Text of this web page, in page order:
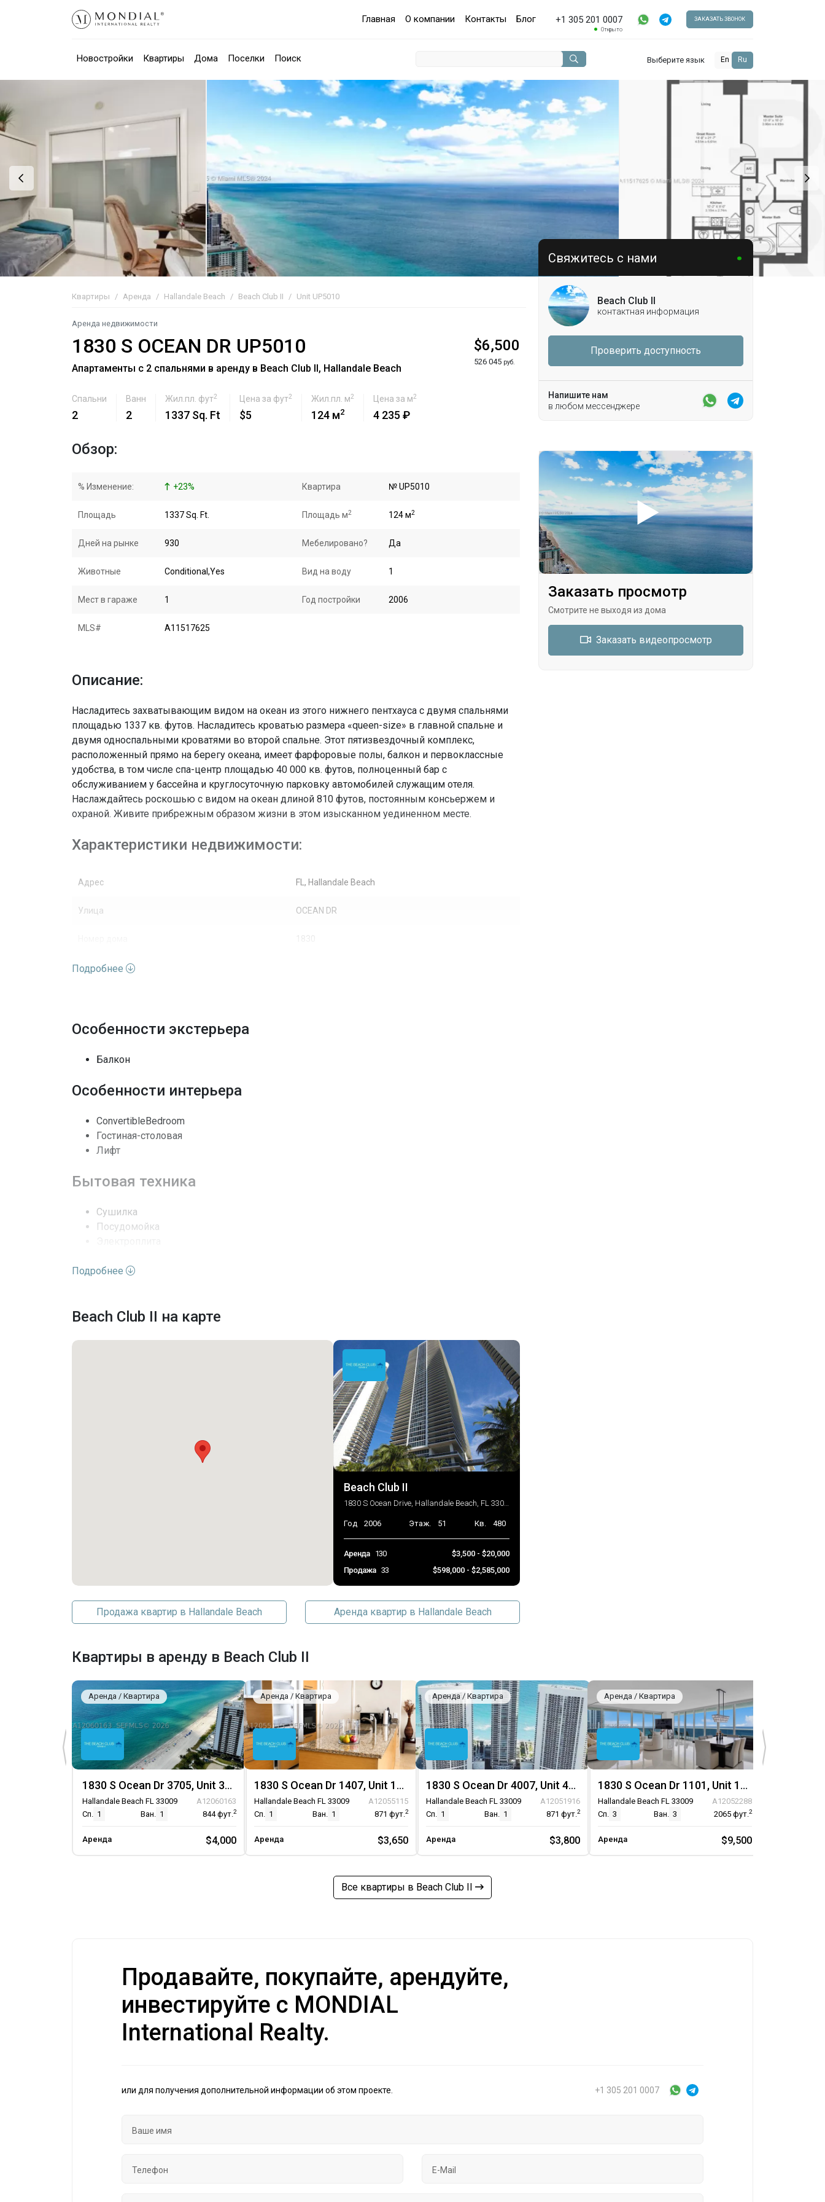
Главная О компании Контакты Блог +1 305 201 0007
Открыто
ЗАКАЗАТЬ ЗВОНОК
Новостройки Квартиры Дома Поселки Поиск Выберите язык En Ru
Квартиры Аренда Hallandale Beach Beach Club II Unit UP5010
Аренда недвижимости
1830 S OCEAN DR UP5010
Апартаменты с 2 спальнями в аренду в Beach Club II, Hallandale Beach
$6,500
526 045 руб.
Спальни
2
Ванн
2
Жил.пл. фут2
1337 Sq. Ft
Цена за фут2
$5
Жил.пл. м2
124 м2
Цена за м2
4 235 ₽
Обзор:
% Изменение: +23% Квартира № UP5010
Площадь 1337 Sq. Ft. Площадь м2 124 м2
Дней на рынке 930 Мебелировано? Да
Животные Conditional,Yes Вид на воду 1
Мест в гараже 1 Год постройки 2006
MLS# A11517625
Описание:
Насладитесь захватывающим видом на океан из этого нижнего пентхауса с двумя спальнями
площадью 1337 кв. футов. Насладитесь кроватью размера «queen-size» в главной спальне и
двумя односпальными кроватями во второй спальне. Этот пятизвездочный комплекс,
расположенный прямо на берегу океана, имеет фарфоровые полы, балкон и первоклассные
удобства, в том числе спа-центр площадью 40 000 кв. футов, полноценный бар с
обслуживанием у бассейна и круглосуточную парковку автомобилей служащим отеля.
Наслаждайтесь роскошью с видом на океан длиной 810 футов, постоянным консьержем и
охраной. Живите прибрежным образом жизни в этом изысканном уединенном месте.
Характеристики недвижимости:
Адрес FL, Hallandale Beach
Улица OCEAN DR
Вид недвижимости
Вид
Выход к воде
Последние изменения
Подробнее
Особенности экстерьера
Балкон
Особенности интерьера
ConvertibleBedroom
Гостиная-столовая
Лифт
Бытовая техника
Сушилка
Посудомойка
Микроволновая печь
Подробнее
Beach Club II на карте
Beach Club II
1830 S Ocean Drive, Hallandale Beach, FL 33009
Год 2006 Этаж. 51 Кв. 480
Аренда 130
$3,500 - $20,000
Продажа
33 $598,000 - $2,585,000
Продажа квартир в Hallandale Beach Аренда квартир в Hallandale Beach
Свяжитесь с нами
Beach Club II
контактная информация
Проверить доступность
Напишите нам
в любом мессенджере
Заказать просмотр
Смотрите не выходя из дома
Заказать видеопросмотр
Квартиры в аренду в Beach Club II
Аренда / Квартира
1830 S Ocean Dr 3705, Unit 3705
Hallandale Beach FL 33009
A12060163
Сп. 1 Ван. 1 844фут.2
Аренда $4,000
Аренда / Квартира
1830 S Ocean Dr 1407, Unit 1407
Hallandale Beach FL 33009
A12055115
Сп. 1 Ван. 1 871 фут.2
Аренда $3,650
Аренда / Квартира
1830 S Ocean Dr 4007, Unit 4007
Hallandale Beach FL 33009
A12051916
Сп. 1 Ван. 1 871 фут.2
Аренда $3,800
Аренда / Квартира
1830 S Ocean Dr 1101, Unit 1101
Hallandale Beach FL 33009
A12052288
Сп. 3 Ван. 3 2065 фут.2
Аренда $9,500
Все квартиры в Beach Club II
Продавайте, покупайте, арендуйте,
инвестируйте с MONDIAL
International Realty.
или для получения дополнительной информации об этом проекте. +1 305 201 0007